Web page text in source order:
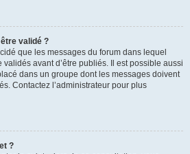
validé ?
que les messages du forum dans lequel
validés avant d’être publiés. Il est possible aussi
dans un groupe dont les messages doivent
Contactez l’administrateur pour plus
?